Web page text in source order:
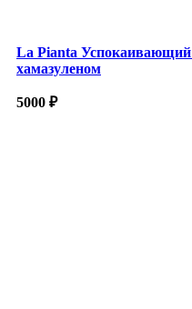
La Pianta
хамазуленом
5000 ₽